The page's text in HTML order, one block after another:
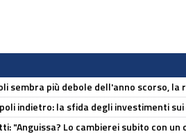
sembra più debole dell'anno scorso,
indietro: la sfida degli investimenti
"Anguissa? Lo cambierei subito con